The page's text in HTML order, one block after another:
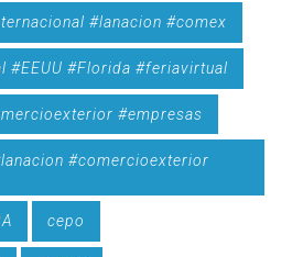
#lanacion #comex
#EEUU #Florida #feriavirtual
#empresas
#comercioexterior
cepo